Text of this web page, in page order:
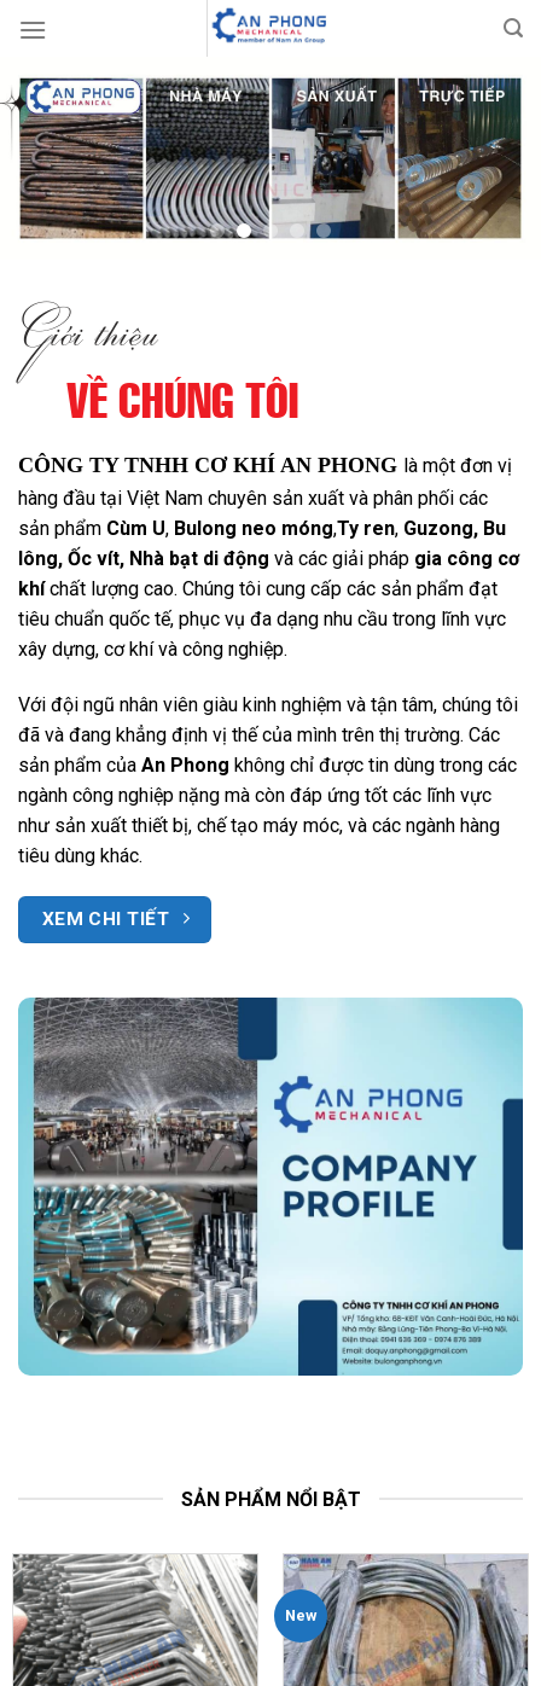
content
Giới thiệu
VỀ CHÚNG TÔI
CÔNG TY TNHH CƠ KHÍ AN PHONG là một đơn vị
hàng đầu tại Việt Nam chuyên sản xuất và phân phối các
sản phẩm Cùm U, Bulong neo móng,Ty ren, Guzong, Bu
lông, Ốc vít, Nhà bạt di động và các giải pháp gia công cơ
khíchất lượng cao. Chúng tôi cung cấp các sản phẩm đạt
tiêu chuẩn quốc tế, phục vụ đa dạng nhu cầu trong lĩnh vực
xây dựng, cơ khí và công nghiệp.
Với đội ngũ nhân viên giàu kinh nghiệm và tận tâm, chúng tôi
đã và đang khẳng định vị thế của mình trên thị trường. Các
sản phẩm của An Phong không chỉ được tin dùng trong các
ngành công nghiệp nặng mà còn đáp ứng tốt các lĩnh vực
như sản xuất thiết bị, chế tạo máy móc, và các ngành hàng
tiêu dùng khác.
XEM CHI TIẾT
SẢN PHẨM NỔI BẬT
New